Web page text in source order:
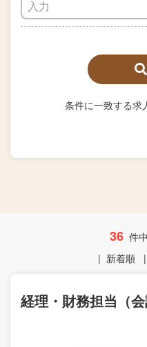
条件に一致する求
36 件
| 新着順 |
経理・財務担当（会